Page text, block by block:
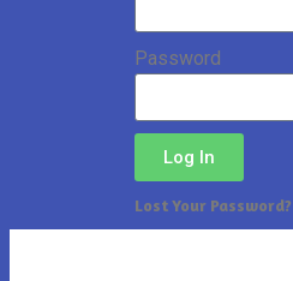
Password
Log In
Lost Your Password?